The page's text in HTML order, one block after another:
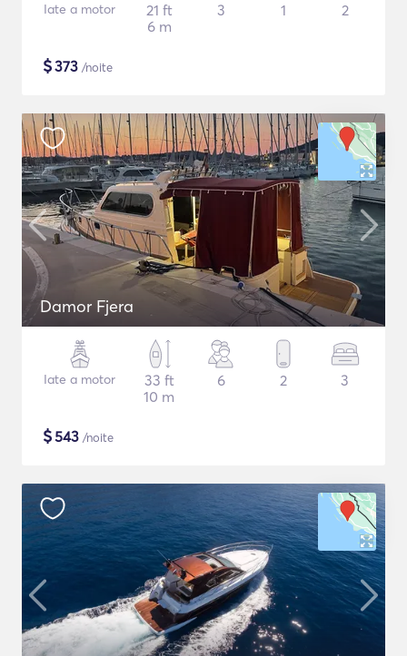
Iate a motor
21 ft
6 m
3 1 2
$373 /noite
Damor Fjera
Iate a motor
33 ft
10 m
6 2 3
$543 /noite